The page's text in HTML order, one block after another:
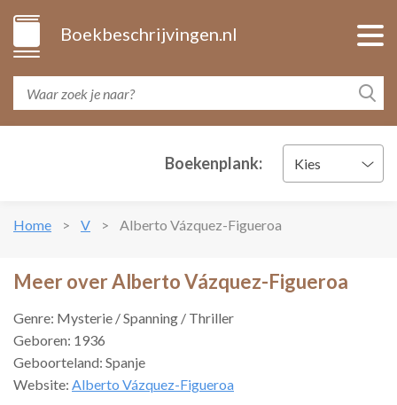
Boekbeschrijvingen.nl
Boekenplank: Kies
Home V Alberto Vázquez-Figueroa
Meer over Alberto Vázquez-Figueroa
Genre: Mysterie / Spanning / Thriller
Geboren: 1936
Geboorteland: Spanje
Website: Alberto Vázquez-Figueroa